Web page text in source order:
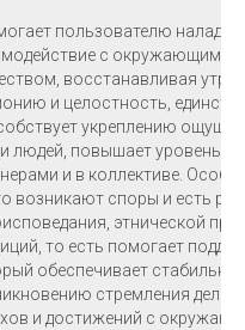
пользователю
с окружающим
восстанавливая
и целостность,
укреплению
людей, повышает уровень
и в коллективе.
возникают споры и есть
этнической
то есть помогает
обеспечивает
стремления
и достижений с